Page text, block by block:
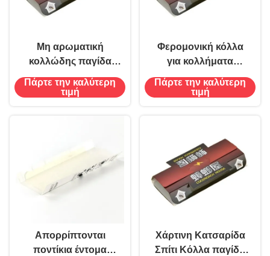
Μη αρωματική
κολλώδης παγίδα
Φερομόνη κόλλα για
κατσαρίδες
Πάρτε την καλύτερη
τιμή
Φερομονική κόλλα
για κολλήματα
18.2*9*3cm Μέγεθος
Στερεά κατάσταση για
Πάρτε την καλύτερη
τιμή
Απορρίπτονται
ποντίκια έντομα
Χάρτινη Κατσαρίδα
Σπίτι Κόλλα παγίδα